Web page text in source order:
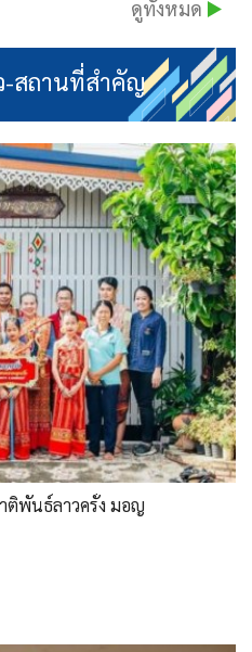
ดูทั้งหมด
-สถานที่สำคัญ
ติพันธ์ลาวครั่ง มอญ